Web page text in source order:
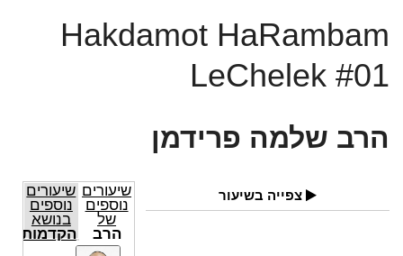
Hakdamot HaRambam
LeChelek #01
הרב שלמה פרידמן
צפייה בשיעור
שיעורים
נוספים
של
הרב
שלמה
שיעורים
נוספים
בנושא
הקדמות
הרמב"ם